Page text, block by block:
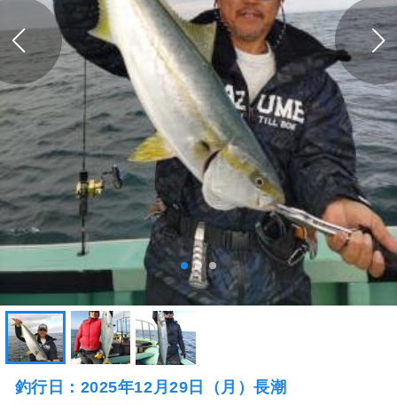
釣行日：2025年12月29日（月）長潮